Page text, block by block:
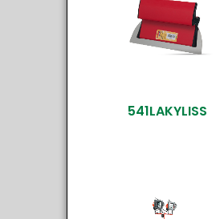
541LAKYLISS